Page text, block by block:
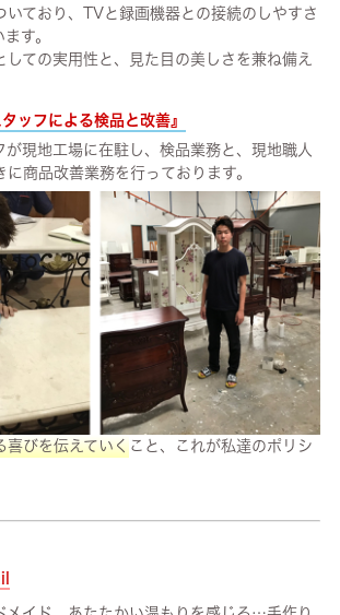
いており、TVと録画機器との接続のしやすさ
す。
しての実用性と、見た目の美しさを兼ね備え
ッフによる検品と改善』
が現地工場に在駐し、検品業務と、現地職人
に商品改善業務を行っております。
喜びを伝えていくこと、これが私達のポリシ